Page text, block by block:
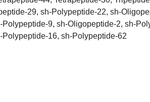
29, sh-Polypeptide-22, sh-
Polypeptide-9, sh-Oligopeptide-2, sh-
Polypeptide-16, sh-Polypeptide-62